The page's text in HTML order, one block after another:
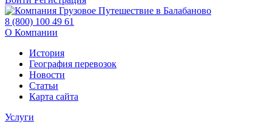
8 (800) 100 49 61
О Компании
История
География перевозок
Новости
Статьи
Карта сайта
Услуги